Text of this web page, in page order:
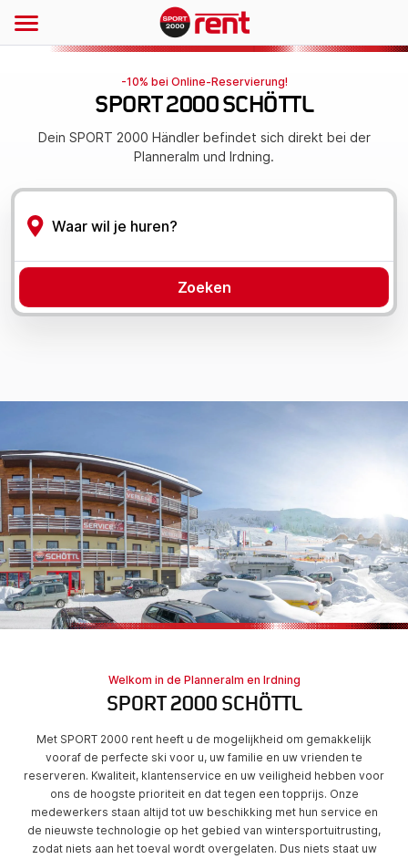
-10% bei Online-Reservierung!
SPORT 2000 SCHÖTTL
Dein SPORT 2000 Händler befindet sich direkt bei der
Planneralm und Irdning.
Welkom in de Planneralm en Irdning
SPORT 2000 SCHÖTTL
Met SPORT 2000 rent heeft u de mogelijkheid om gemakkelijk
vooraf de perfecte ski voor u, uw familie en uw vrienden te
reserveren. Kwaliteit, klantenservice en uw veiligheid hebben voor
ons de hoogste prioriteit en dat tegen een topprijs. Onze
medewerkers staan altijd tot uw beschikking met hun service en
de nieuwste technologie op het gebied van wintersportuitrusting,
zodat niets aan het toeval wordt overgelaten. Dus niets staat uw